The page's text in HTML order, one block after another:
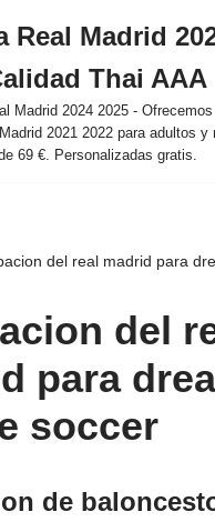
Real Madrid
Thai AAA
Madrid 2024 2025 - Ofrecemos
2021 2022 para adultos y
69 €. Personalizadas gratis.
del real madrid para
del
para
soccer
de